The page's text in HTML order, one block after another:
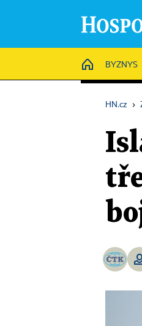
HOME
BYZNYS
HN.cz ›